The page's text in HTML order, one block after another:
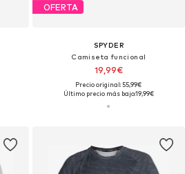
OFERTA
SPYDER
Camiseta funcional
19,99€
Precio original: 55,99€
Último precio más bajo:19,99€